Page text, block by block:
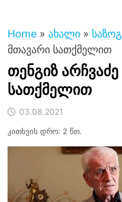
Home » ახალი »
მთავარი სათქმელით
თენგიზ
სათქმელით
03.08.2021
კითხვის დრო: 2 წთ.